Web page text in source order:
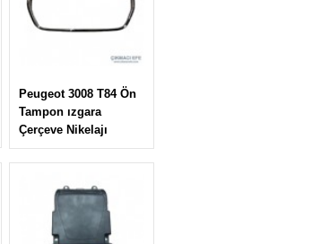
Peugeot 3008 T84 Ön
Tampon ızgara
Çerçeve Nikelajı